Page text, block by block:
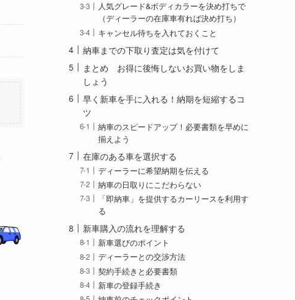
人気グレード&ボディカラーを決め打ちで
（ディーラーの在庫車有れば決め打ち）
キャンセル待ちを入れておくこと
納車までの下取り査定は気を付けて
まとめ お得に後悔しないお買い物をしま
しょう
早く新車を手に入れる！納期を短縮するコ
ツ
納車のスピードアップ！必要書類を早めに
揃えよう
在庫のある車を選択する
ディーラーに希望納期を伝える
納車の日取りにこだわらない
「即納車」を提供するカーリースを利用す
る
新車購入の流れを理解する
新車選びのポイント
ディーラーとの交渉方法
契約手続きと必要書類
新車の登録手続き